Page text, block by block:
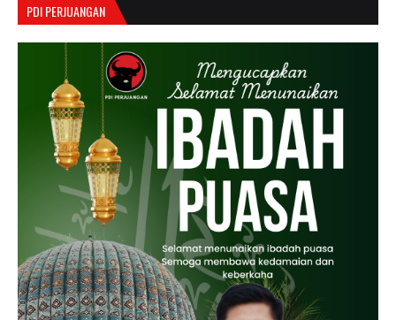
PDI PERJUANGAN